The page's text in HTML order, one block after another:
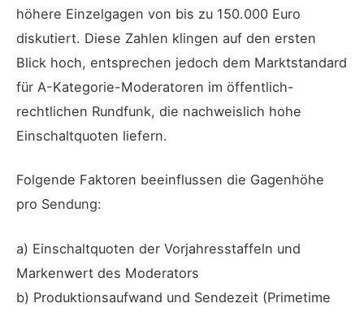
höhere Einzelgagen von bis zu 150.000 Euro
diskutiert. Diese Zahlen klingen auf den ersten
Blick hoch, entsprechen jedoch dem Marktstandard
für A-Kategorie-Moderatoren im öffentlich-
rechtlichen Rundfunk, die nachweislich hohe
Einschaltquoten liefern.
Folgende Faktoren beeinflussen die Gagenhöhe
pro Sendung:
a) Einschaltquoten der Vorjahresstaffeln und
Markenwert des Moderators
b) Produktionsaufwand und Sendezeit (Primetime